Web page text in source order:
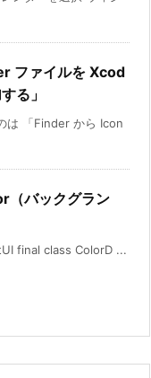
ファイルを Xcod
る」
は 「Finder から Icon
（バックグラン
final class ColorD ...